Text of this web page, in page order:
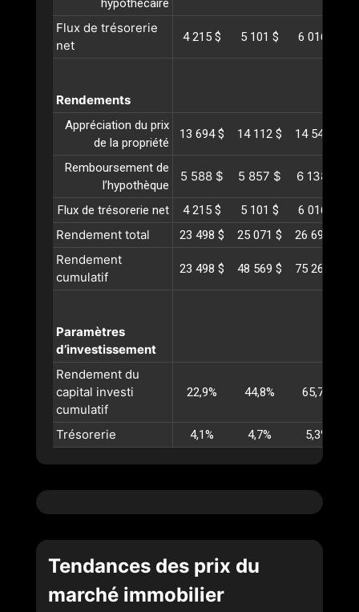
Flux de trésorerie
net
4 215 $ 5 101 $ 6 016 $
Rendements
Appréciation du prix
de la propriété
13 694 $ 14 112 $ 14 542 $
Remboursement de
l’hypothèque
5 588 $ 5 857 $ 6 138 $
Flux de trésorerie net 4 215 $ 5 101 $ 6 016 $
Rendement total 23 498 $ 25 071 $ 26 698 $
Rendement
cumulatif
23 498 $ 48 569 $ 75 267 $
Paramètres
d’investissement
Rendement du
capital investi
cumulatif
22,9% 44,8% 65,7%
Trésorerie 4,1% 4,7% 5,3%
Tendances des prix du
marché immobilier